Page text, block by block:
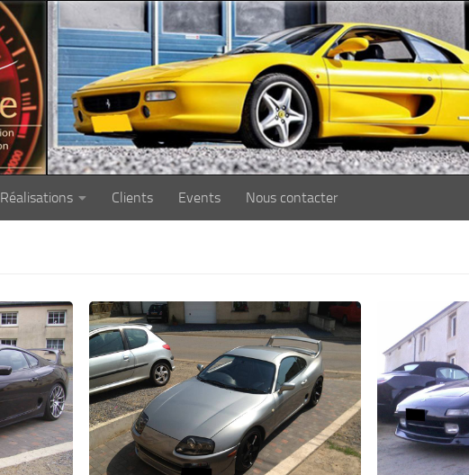
Réalisations Clients Events Nous contacter